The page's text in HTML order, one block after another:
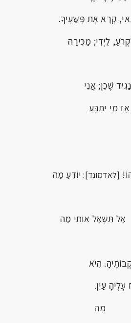
קְרָא אֶת פְּשָׁעֶיךָ.
לֵיְדִּי; מַכִּירָה
אֲנִי
מִי יִתְבַּע
[לאדמונד]: יוֹדֵעַ מַה
אוֹתי מַה
הִיא
עַיִן.
מָה